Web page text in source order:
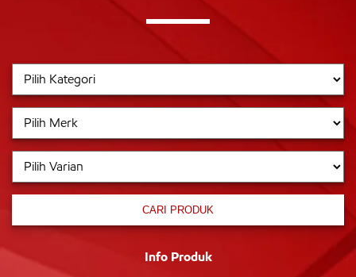
CARI PRODUK
Info Produk